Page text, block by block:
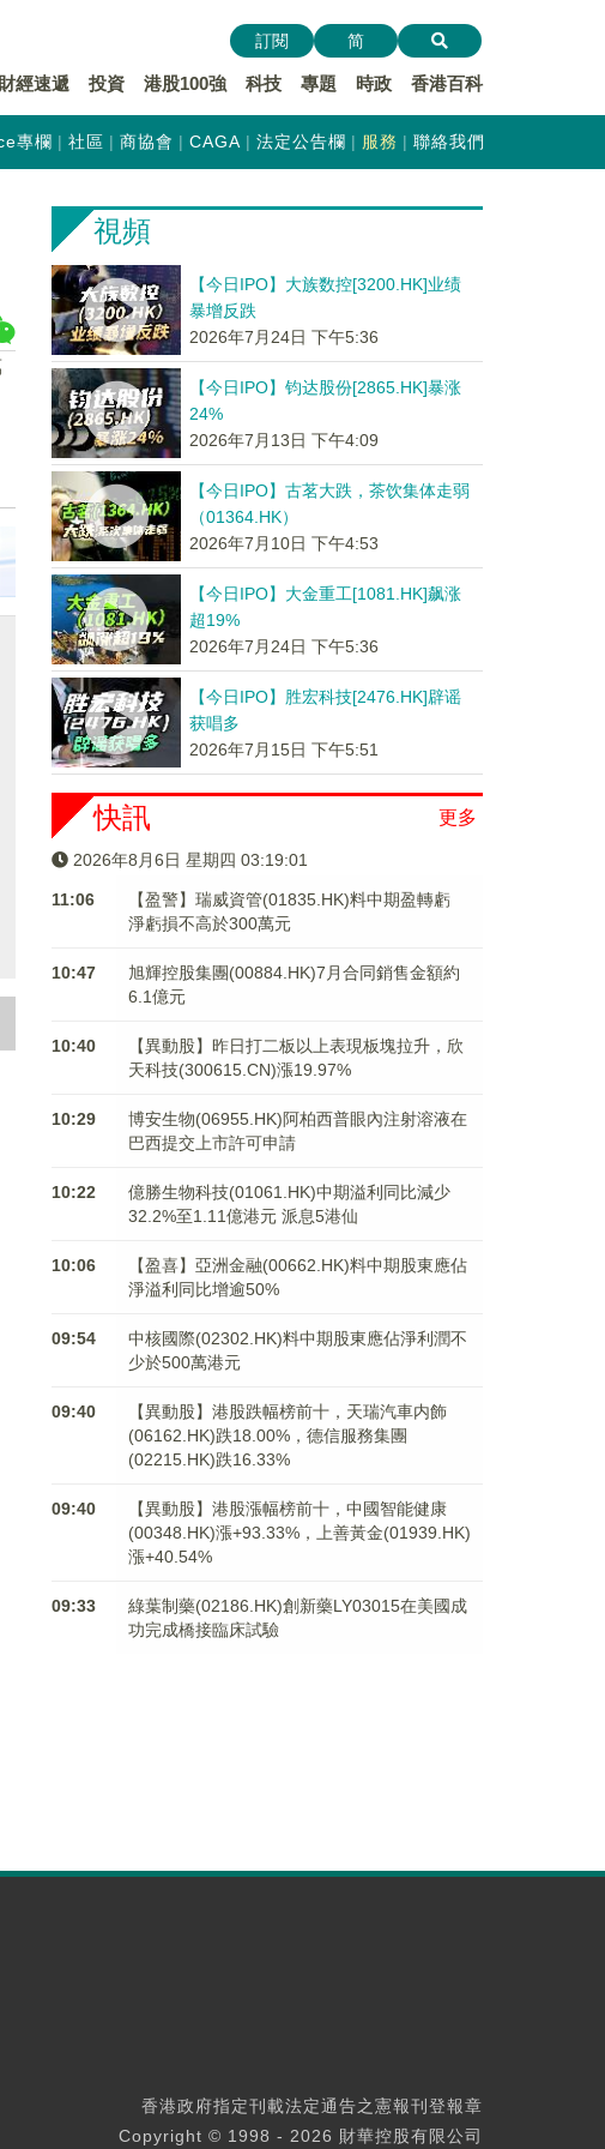
財經速遞 投資 港股100強 科技 專題 時政 香港百科
訂閱 简
專欄 社區 商協會 CAGA 法定公告欄 服務 聯絡我們
視頻
【今日IPO】大族数控[3200.HK]业绩
暴增反跌
2026年7月24日 下午5:36
【今日IPO】钧达股份[2865.HK]暴涨
24%
2026年7月13日 下午4:09
【今日IPO】古茗大跌，茶饮集体走弱
（01364.HK）
2026年7月10日 下午4:53
【今日IPO】大金重工[1081.HK]飙涨
超19%
2026年7月24日 下午5:36
【今日IPO】胜宏科技[2476.HK]辟谣
获唱多
2026年7月15日 下午5:51
更多
快訊
2026年8月6日 星期四 03:19:02
11:06
【盈警】瑞威資管(01835.HK)料中期盈轉虧
淨虧損不高於300萬元
10:47
旭輝控股集團(00884.HK)7月合同銷售金額約
6.1億元
10:40
【異動股】昨日打二板以上表現板塊拉升，欣
天科技(300615.CN)漲19.97%
10:29
博安生物(06955.HK)阿柏西普眼內注射溶液在
巴西提交上市許可申請
10:22
億勝生物科技(01061.HK)中期溢利同比減少
32.2%至1.11億港元 派息5港仙
10:06
【盈喜】亞洲金融(00662.HK)料中期股東應佔
淨溢利同比增逾50%
09:54
中核國際(02302.HK)料中期股東應佔淨利潤不
少於500萬港元
09:40
【異動股】港股跌幅榜前十，天瑞汽車内飾
(06162.HK)跌18.00%，德信服務集團
(02215.HK)跌16.33%
09:40
【異動股】港股漲幅榜前十，中國智能健康
(00348.HK)漲+93.33%，上善黃金(01939.HK)
漲+40.54%
09:33
綠葉制藥(02186.HK)創新藥LY03015在美國成
功完成橋接臨床試驗
香港政府指定刊載法定通告之憲報刊登報章
Copyright © 1998 - 2026 財華控股有限公司